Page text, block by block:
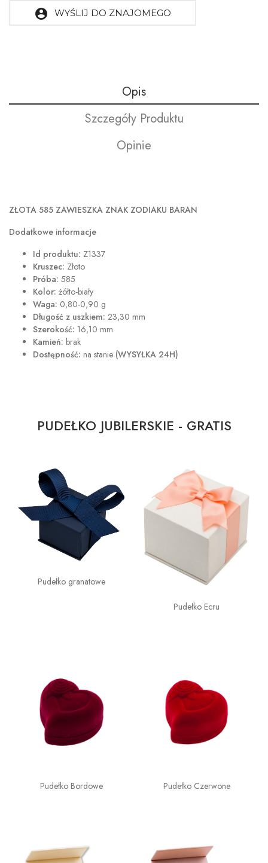
account_circle WYŚLIJ DO ZNAJOMEGO
Opis
Szczegóły Produktu
Opinie
ZŁOTA 585 ZAWIESZKA ZNAK ZODIAKU BARAN
Dodatkowe informacje
Id produktu: Z1337
Kruszec: Złoto
Próba: 585
Kolor: żółto-biały
Waga: 0,80-0,90 g
Długość z uszkiem: 23,30 mm
Szerokość: 16,10 mm
Kamień: brak
Dostępność: na stanie (WYSYŁKA 24H)
PUDEŁKO JUBILERSKIE - GRATIS
Pudełko granatowe
Pudełko Ecru
Pudełko Bordowe Pudełko Czerwone